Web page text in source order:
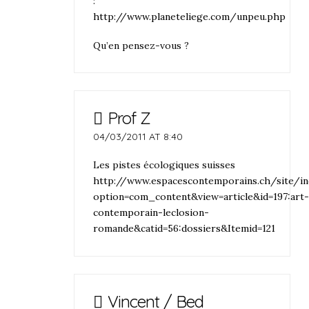
http://www.planeteliege.com/unpeu.php
Qu’en pensez-vous ?
Prof Z
04/03/2011 AT 8:40
Les pistes écologiques suisses
http://www.espacescontemporains.ch/site/
option=com_content&view=article&id=197:art-
contemporain-leclosion-
romande&catid=56:dossiers&Itemid=121
Vincent / Bed